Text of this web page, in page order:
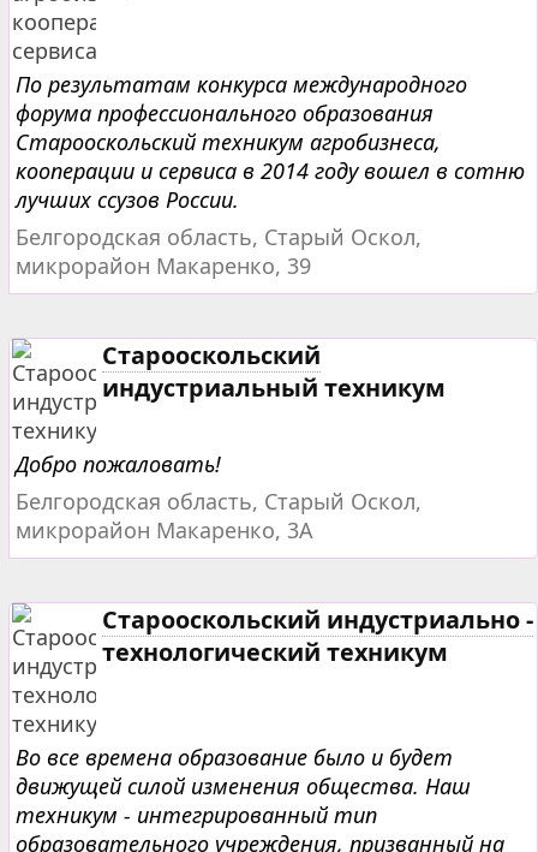
По результатам конкурса международного
форума профессионального образования
Старооскольский техникум агробизнеса,
кооперации и сервиса в 2014 году вошел в сотню
лучших ссузов России.
Белгородская область, Старый Оскол,
микрорайон Макаренко, 39
Старооскольский
индустриальный техникум
Добро пожаловать!
Белгородская область, Старый Оскол,
микрорайон Макаренко, 3А
Старооскольский индустриально -
технологический техникум
Во все времена образование было и будет
движущей силой изменения общества. Наш
техникум - интегрированный тип
образовательного учреждения, призванный на